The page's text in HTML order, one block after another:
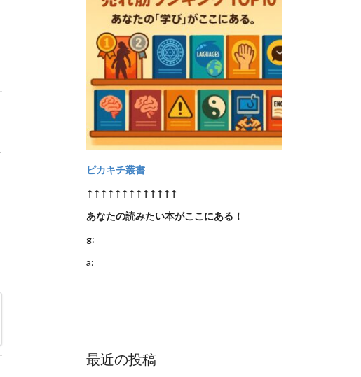
ピカキチ叢書
↑↑↑↑↑↑↑↑↑↑↑↑↑
あなたの読みたい本がここにある！
g:
a:
最近の投稿